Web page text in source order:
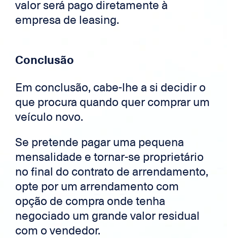
valor será pago diretamente à
empresa de leasing.
Conclusão
Em conclusão, cabe-lhe a si decidir o
que procura quando quer comprar um
veículo novo.
Se pretende pagar uma pequena
mensalidade e tornar-se proprietário
no final do contrato de arrendamento,
opte por um arrendamento com
opção de compra onde tenha
negociado um grande valor residual
com o vendedor.